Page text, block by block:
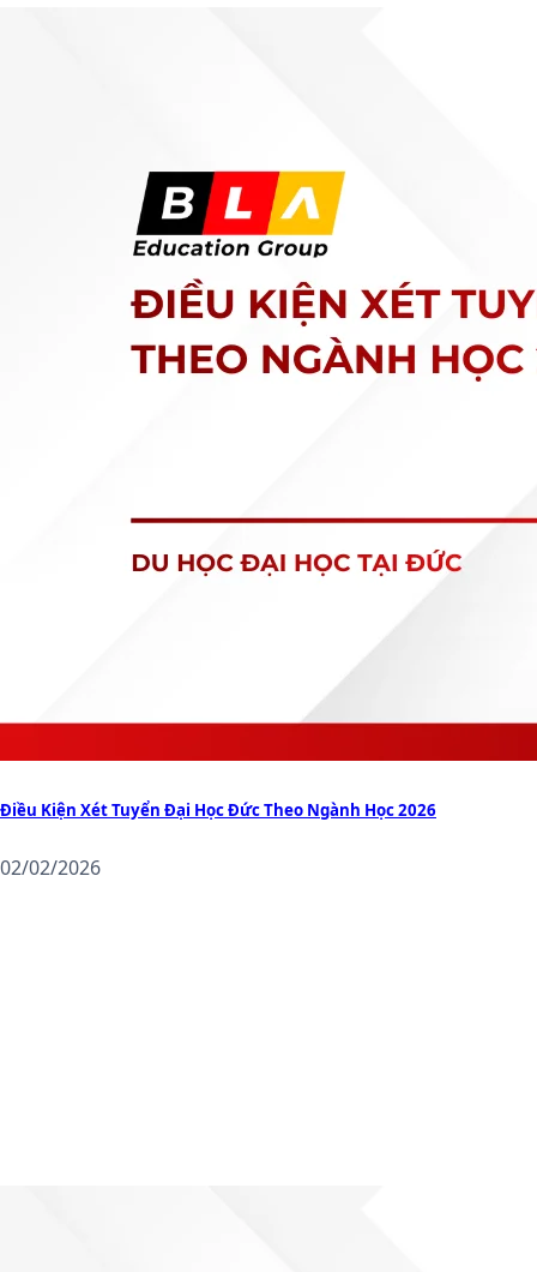
Điều Kiện Xét Tuyển Đại Học Đức Theo Ngành Học 2026
02/02/2026